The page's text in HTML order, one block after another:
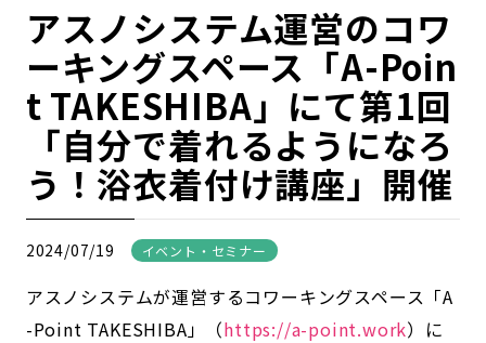
アスノシステム運営のコワ
ーキングスペース「A-Poin
t TAKESHIBA」にて第1回
「自分で着れるようになろ
う！浴衣着付け講座」開催
2024/07/19 イベント・セミナー
アスノシステムが運営するコワーキングスペース「A
-Point TAKESHIBA」（https://a-point.work）に